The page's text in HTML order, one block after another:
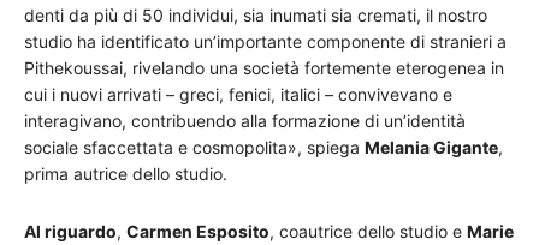
denti da più di 50 individui, sia inumati sia cremati, il nostro
studio ha identificato un’importante componente di stranieri a
Pithekoussai, rivelando una società fortemente eterogenea in
cui i nuovi arrivati – greci, fenici, italici – convivevano e
interagivano, contribuendo alla formazione di un’identità
sociale sfaccettata e cosmopolita», spiega Melania Gigante,
prima autrice dello studio.
Al riguardo, Carmen Esposito, coautrice dello studio e Marie